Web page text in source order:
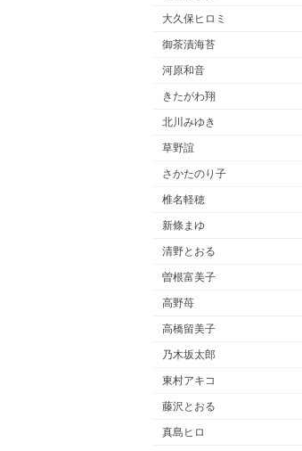
大久保ヒロミ
御茶漬海苔
河原和音
きたがわ翔
北川みゆき
草野誼
さかたのり子
椎名軽穂
新條まゆ
清野とおる
曽根富美子
高野苺
高橋留美子
乃木坂太郎
東村アキコ
藤沢とおる
真島ヒロ